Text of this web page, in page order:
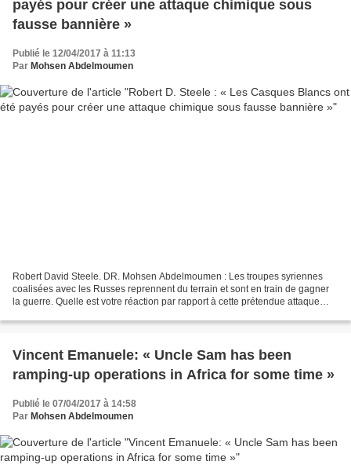
payés pour créer une attaque chimique sous
fausse bannière »
Publié le 12/04/2017 à 11:13
Par Mohsen Abdelmoumen
Robert David Steele. DR. Mohsen Abdelmoumen : Les troupes syriennes
coalisées avec les Russes reprennent du terrain et sont en train de gagner
la guerre. Quelle est votre réaction par rapport à cette prétendue attaque
Vincent Emanuele: « Uncle Sam has been
ramping-up operations in Africa for some time »
Publié le 07/04/2017 à 14:58
Par Mohsen Abdelmoumen